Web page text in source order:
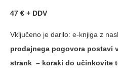
47 € + DDV
Vključeno je darilo: e-knjiga z
prodajnega pogovora postavi
strank – koraki do učinkovite